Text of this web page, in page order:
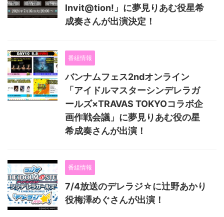
Invit@tion!」に夢見りあむ役星希
成奏さんが出演決定！
番組情報
バンナムフェス2ndオンライン
「アイドルマスターシンデレラガ
ールズ×TRAVAS TOKYOコラボ企
画作戦会議」に夢見りあむ役の星
希成奏さんが出演！
番組情報
7/4放送のデレラジ☆に辻野あかり
役梅澤めぐさんが出演！